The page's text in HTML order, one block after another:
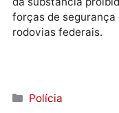
de uma
Novo Progresso/
descoberta da
procedimentos